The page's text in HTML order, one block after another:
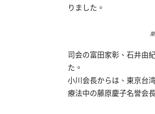
りました。
司会の富田家彰、石井由
た。
小川会長からは、東京台
療法中の藤原慶子名誉会